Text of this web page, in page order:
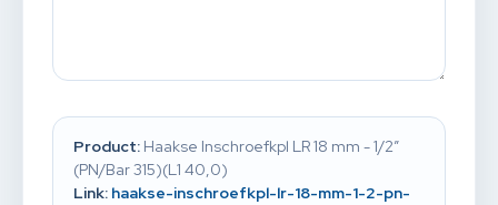
Product: Haakse Inschroefkpl LR 18 mm - 1/2”
(PN/Bar 315)(L1 40,0)
Link: haakse-inschroefkpl-lr-18-mm-1-2-pn-